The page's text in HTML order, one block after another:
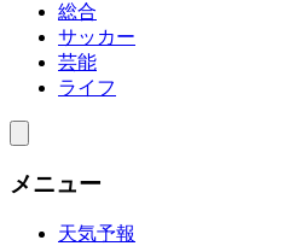
総合
サッカー
芸能
ライフ
メニュー
天気予報